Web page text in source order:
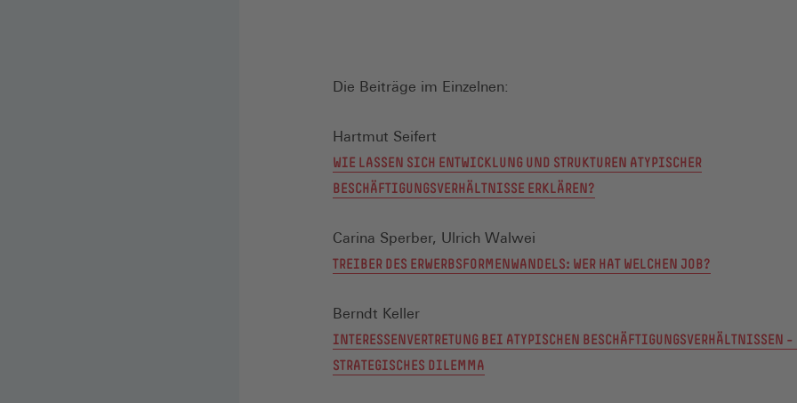
Die Beiträge im Einzelnen:
Hartmut Seifert
WIE LASSEN SICH ENTWICKLUNG UND STRUKTUREN ATYPISCHER
BESCHÄFTIGUNGSVERHÄLTNISSE ERKLÄREN?
Carina Sperber, Ulrich Walwei
TREIBER DES ERWERBSFORMENWANDELS: WER HAT WELCHEN JOB?
Berndt Keller
INTERESSENVERTRETUNG BEI ATYPISCHEN BESCHÄFTIGUNGSVERHÄLTNISSEN
STRATEGISCHES DILEMMA